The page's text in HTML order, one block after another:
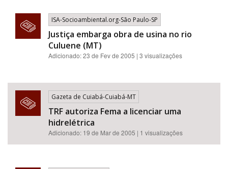
ISA-Socioambiental.org-São Paulo-SP
Justiça embarga obra de usina no rio
Culuene (MT)
Adicionado: 23 de Fev de 2005 | 3 visualizações
Gazeta de Cuiabá-Cuiabá-MT
TRF autoriza Fema a licenciar uma
hidrelétrica
Adicionado: 19 de Mar de 2005 | 1 visualizações